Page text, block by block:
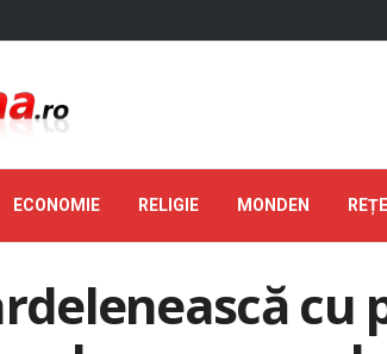
ECONOMIE RELIGIE MONDEN
cu